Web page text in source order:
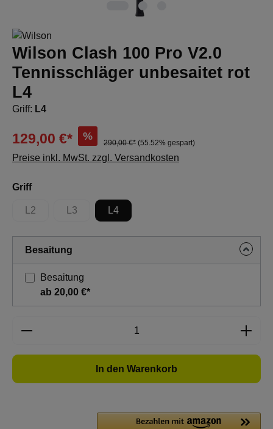
Wilson Clash 100 Pro V2.0
Tennisschläger unbesaitet rot
L4
Griff: L4
129,00 €* %
290,00 €* (55.52% gespart)
Preise inkl. MwSt. zzgl. Versandkosten
Griffauswählen
L2
(Diese Option ist zurzeit nicht verfügbar.)
L3
(Diese Option ist zurzeit nicht verfügbar.)
L4
Besaitung
Besaitung
ab 20,00 €*
Produkt Anzahl: Gib den gewünschten
In den Warenkorb